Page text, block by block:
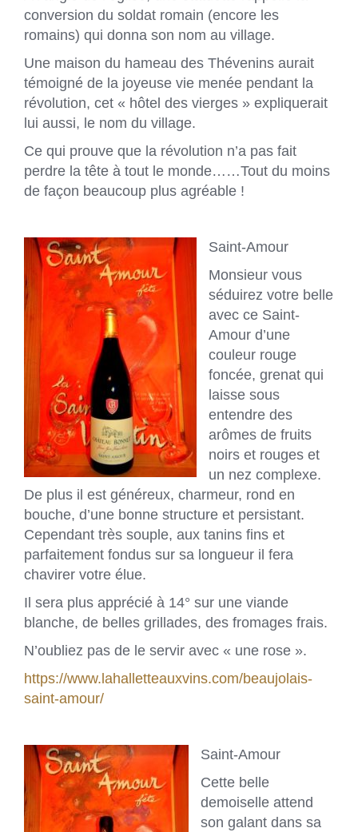
conversion du soldat romain (encore les
romains) qui donna son nom au village.
Une maison du hameau des Thévenins aurait
témoigné de la joyeuse vie menée pendant la
révolution, cet « hôtel des vierges » expliquerait
lui aussi, le nom du village.
Ce qui prouve que la révolution n’a pas fait
perdre la tête à tout le monde……Tout du moins
de façon beaucoup plus agréable !
Saint-Amour
Monsieur vous
séduirez votre belle
avec ce Saint-
Amour d’une
couleur rouge
foncée, grenat qui
laisse sous
entendre des
arômes de fruits
noirs et rouges et
un nez complexe.
De plus il est généreux, charmeur, rond en
bouche, d’une bonne structure et persistant.
Cependant très souple, aux tanins fins et
parfaitement fondus sur sa longueur il fera
chavirer votre élue.
Il sera plus apprécié à 14° sur une viande
blanche, de belles grillades, des fromages frais.
N’oubliez pas de le servir avec « une rose ».
https://www.lahalletteauxvins.com/beaujolais-
saint-amour/
Saint-Amour
Cette belle
demoiselle attend
son galant dans sa